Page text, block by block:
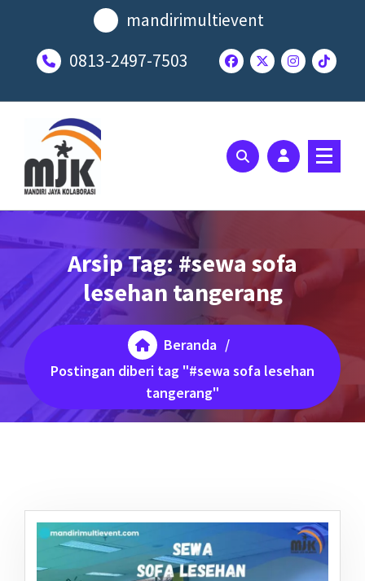
mandirimultievent
0813-2497-7503
Arsip Tag: #sewa sofa
lesehan tangerang
Beranda /
Postingan diberi tag "#sewa sofa lesehan
tangerang"